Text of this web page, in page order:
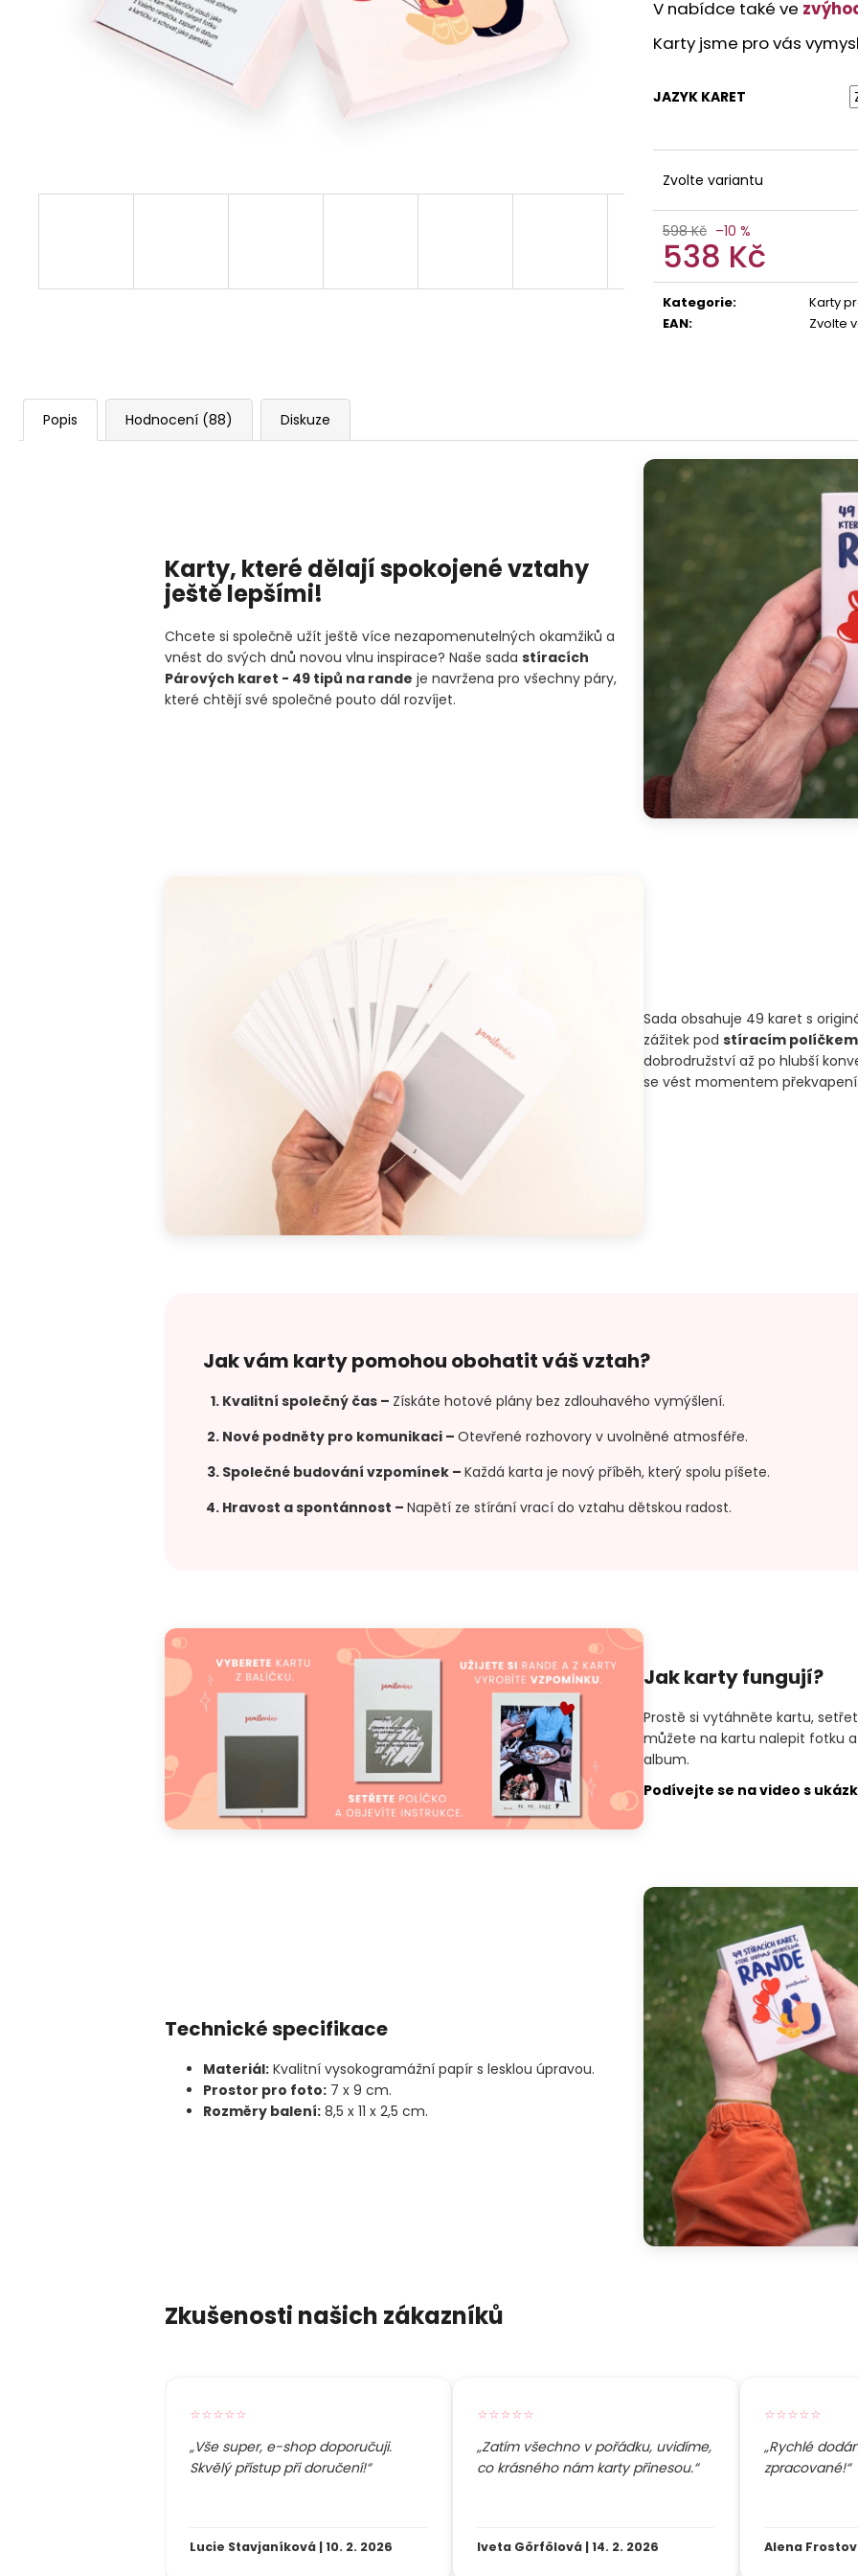
V nabídce také ve
Karty jsme pro vás
JAZYK KARET
Zvolte variantu
598 Kč –10 %
538 Kč
Měrná
cena:
Kategorie:
Karty
EAN: Zvolte
Popis Hodnocení (88) Diskuze
Karty, které dělají spokojené vztahy
ještě lepšími!
Chcete si společně užít ještě více nezapomenutelných okamžiků a
vnést do svých dnů novou vlnu inspirace? Naše sada stíracích
Párových karet - 49 tipů na rande je navržena pro všechny páry,
které chtějí své společné pouto dál rozvíjet.
Sada obsahuje 49 karet s
zážitek pod stíracím políčkem
dobrodružství až po hlubší
se vést momentem překvapení.
Jak vám karty pomohou obohatit váš vztah?
Kvalitní společný čas – Získáte hotové plány bez zdlouhavého vymýšlení.
Nové podněty pro komunikaci – Otevřené rozhovory v uvolněné atmosféře.
Společné budování vzpomínek – Každá karta je nový příběh, který spolu píšete.
Hravost a spontánnost – Napětí ze stírání vrací do vztahu dětskou radost.
Jak karty fungují?
Prostě si vytáhněte kartu,
můžete na kartu nalepit fotku
album.
Podívejte se na video s
Technické specifikace
Materiál: Kvalitní vysokogramážní papír s lesklou úpravou.
Prostor pro foto: 7 x 9 cm.
Rozměry balení: 8,5 x 11 x 2,5 cm.
Zkušenosti našich zákazníků
⭐⭐⭐⭐⭐
„Vše super, e-shop doporučuji.
Skvělý přístup při doručení!“
Lucie Stavjaníková | 10. 2. 2026
⭐⭐⭐⭐⭐
„Zatím všechno v pořádku, uvidíme,
co krásného nám karty přinesou.“
Iveta Görfölová | 14. 2. 2026
⭐⭐⭐⭐⭐
„Rychlé
zpracované!“
Alena